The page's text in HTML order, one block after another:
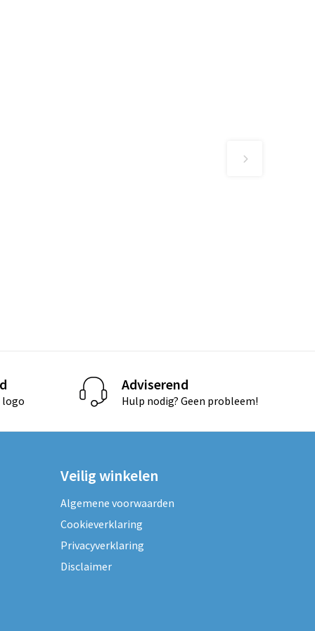
logo
Adviserend
Hulp nodig? Geen probleem!
Veilig winkelen
Algemene voorwaarden
Cookieverklaring
Privacyverklaring
Disclaimer